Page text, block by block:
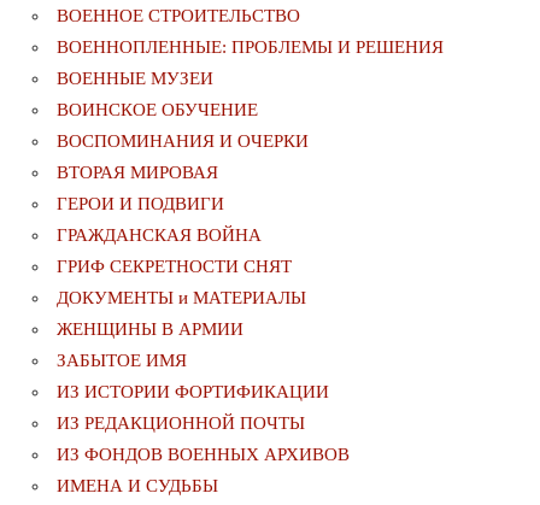
ВОЕННОЕ СТРОИТЕЛЬСТВО
ВОЕННОПЛЕННЫЕ: ПРОБЛЕМЫ И РЕШЕНИЯ
ВОЕННЫЕ МУЗЕИ
ВОИНСКОЕ ОБУЧЕНИЕ
ВОСПОМИНАНИЯ И ОЧЕРКИ
ВТОРАЯ МИРОВАЯ
ГЕРОИ И ПОДВИГИ
ГРАЖДАНСКАЯ ВОЙНА
ГРИФ СЕКРЕТНОСТИ СНЯТ
ДОКУМЕНТЫ и МАТЕРИАЛЫ
ЖЕНЩИНЫ В АРМИИ
ЗАБЫТОЕ ИМЯ
ИЗ ИСТОРИИ ФОРТИФИКАЦИИ
ИЗ РЕДАКЦИОННОЙ ПОЧТЫ
ИЗ ФОНДОВ ВОЕННЫХ АРХИВОВ
ИМЕНА И СУДЬБЫ